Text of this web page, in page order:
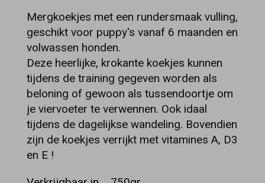
Mergkoekjes met een rundersmaak vulling,
geschikt voor puppy's vanaf 6 maanden en
volwassen honden.
Deze heerlijke, krokante koekjes kunnen
tijdens de training gegeven worden als
beloning of gewoon als tussendoortje om
je viervoeter te verwennen. Ook idaal
tijdens de dagelijkse wandeling. Bovendien
zijn de koekjes verrijkt met vitamines A, D3
en E !